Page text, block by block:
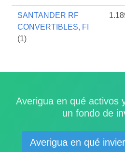
SANTANDER RF
CONVERTIBLES, FI
(1)
Averigua en qué activos
un fondo de
Averigua en qué